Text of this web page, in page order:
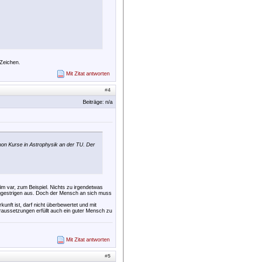
Mit Zitat antworten
#4
Beiträge: n/a
Kurse in Astrophysik an der TU. Der
var, zum Beispiel. Nichts zu irgendetwas
aus. Doch der Mensch an sich muss
ist, darf nicht überbewertet und mit
erfüllt auch ein guter Mensch zu
Mit Zitat antworten
#5